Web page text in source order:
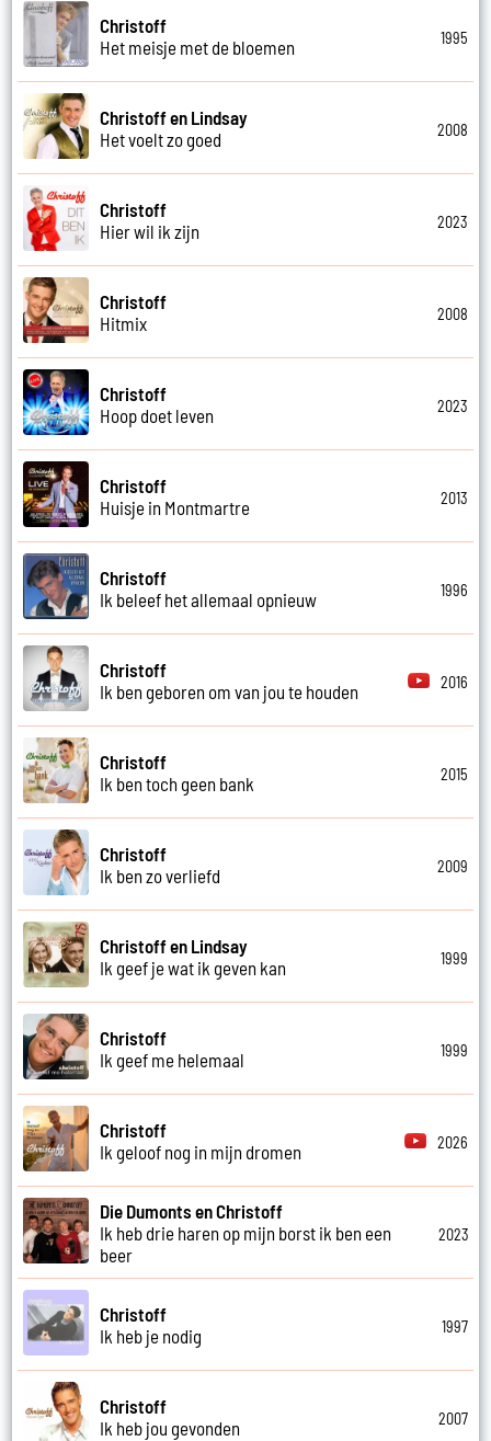
Christoff
Het meisje met de bloemen
1995
Christoff en Lindsay
Het voelt zo goed
2008
Christoff
Hier wil ik zijn
2023
Christoff
Hitmix
2008
Christoff
Hoop doet leven
2023
Christoff
Huisje in Montmartre
2013
Christoff
Ik beleef het allemaal opnieuw
1996
Christoff
Ik ben geboren om van jou te houden
2016
Christoff
Ik ben toch geen bank
2015
Christoff
Ik ben zo verliefd
2009
Christoff en Lindsay
Ik geef je wat ik geven kan
1999
Christoff
Ik geef me helemaal
1999
Christoff
Ik geloof nog in mijn dromen
2026
Die Dumonts en Christoff
Ik heb drie haren op mijn borst ik ben een
beer
2023
Christoff
Ik heb je nodig
1997
Christoff
Ik heb jou gevonden
2007